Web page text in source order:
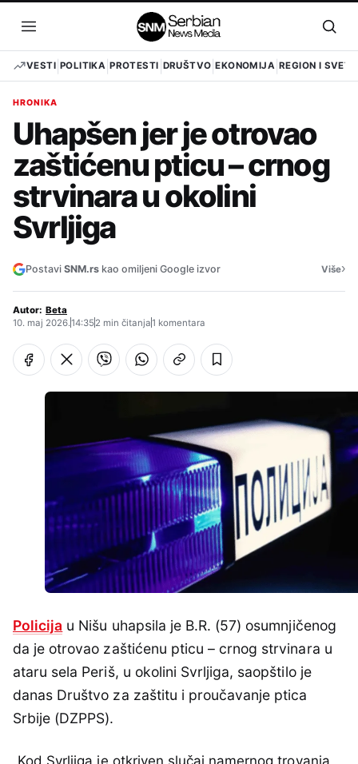
sadržaj
Otvori
meni
VESTI POLITIKA PROTESTI DRUŠTVO EKONOMIJA REGION I SVET
HRONIKA
Uhapšen jer je otrovao
zaštićenu pticu – crnog
strvinara u okolini
Svrljiga
Postavi SNM.rs kao omiljeni Google izvor Više›
Autor: Beta
10. maj 2026.14:352 min čitanja1 komentara
Policija u Nišu uhapsila je B.R. (57) osumnjičenog
da je otrovao zaštićenu pticu – crnog strvinara u
ataru sela Periš, u okolini Svrljiga, saopštilo je
danas Društvo za zaštitu i proučavanje ptica
Srbije (DZPPS).